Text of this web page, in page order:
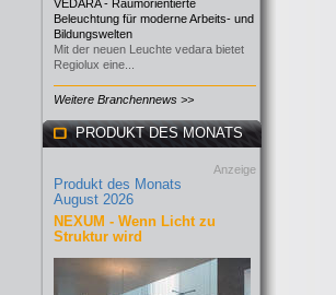
VEDARA - Raumorientierte
Beleuchtung für moderne Arbeits- und
Bildungswelten
Mit der neuen Leuchte vedara bietet
Regiolux eine...
Weitere Branchennews >>
PRODUKT DES MONATS
Anzeige
Produkt des Monats
August 2026
NEXUM - Wenn Licht zu
Struktur wird